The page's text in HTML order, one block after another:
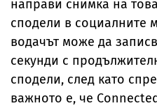
направи снимка на
сподели в социалните
водачът може да
секунди с
сподели, след като
важното е, че